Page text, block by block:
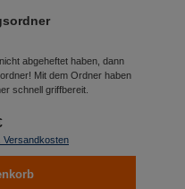
abgeheftet haben, dann
Mit dem Ordner haben
schnell griffbereit.
Versandkosten